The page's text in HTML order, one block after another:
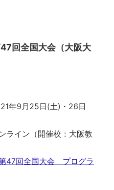
回全国大会（大阪大
9月25日(土)・26日
ン（開催校：大阪教
47回全国大会 プログラ